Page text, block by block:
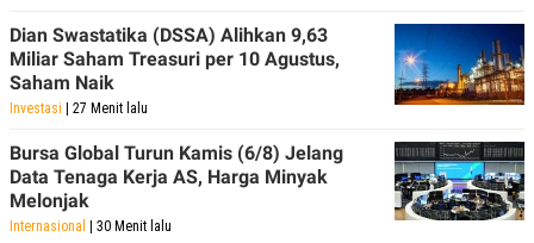
Dian Swastatika (DSSA) Alihkan 9,63
Miliar Saham Treasuri per 10 Agustus,
Saham Naik
Investasi | 27 Menit lalu
Bursa Global Turun Kamis (6/8) Jelang
Data Tenaga Kerja AS, Harga Minyak
Melonjak
Internasional | 30 Menit lalu